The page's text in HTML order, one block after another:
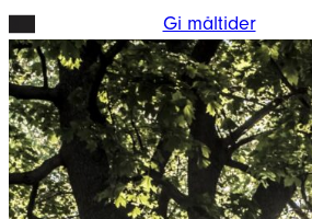
Hopp
til
innhold
Gi måltider